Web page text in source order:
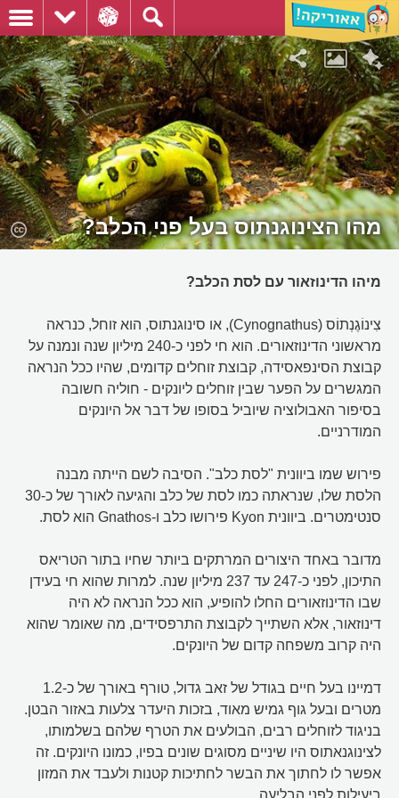
מהו הצינוגנתוס בעל פני הכלב?
מיהו הדינוזאור עם לסת הכלב?
צִינוֹגֶנְתוֹס (Cynognathus), או סינוגנתוס, הוא זוחל, כנראה
מראשוני הדינוזאורים. הוא חי לפני כ-240 מיליון שנה ונמנה על
קבוצת הסינפאסידה, קבוצת זוחלים קדומים, שהיו ככל הנראה
המגשרים על הפער שבין זוחלים ליונקים - חוליה חשובה
בסיפור האבולוציה שיוביל בסופו של דבר אל היונקים
המודרניים.
פירוש שמו ביוונית "לסת כלב". הסיבה לשם הייתה מבנה
הלסת שלו, שנראתה כמו לסת של כלב והגיעה לאורך של כ-30
סנטימטרים. ביוונית Kyon פירושו כלב ו-Gnathos הוא לסת.
מדובר באחד היצורים המרתקים ביותר שחיו בתור הטריאס
התיכון, לפני כ-247 עד 237 מיליון שנה. למרות שהוא חי בעידן
שבו הדינוזאורים החלו להופיע, הוא ככל הנראה לא היה
דינוזאור, אלא השתייך לקבוצת התרפסידים, מה שאומר שהוא
היה קרוב משפחה קדום של היונקים.
דמיינו בעל חיים בגודל של זאב גדול, טורף באורך של כ-1.2
מטרים ובעל גוף גמיש מאוד, בזכות היעדר צלעות באזור הבטן.
בניגוד לזוחלים רבים, הבולעים את הטרף שלהם בשלמותו,
לצינוגנאתוס היו שיניים מסוגים שונים בפיו, כמונו היונקים. זה
אפשר לו לחתוך את הבשר לחתיכות קטנות ולעבד את המזון
ביעילות לפני הבליעה.